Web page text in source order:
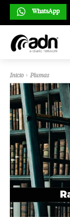
WhatsApp
Inicio Plumas